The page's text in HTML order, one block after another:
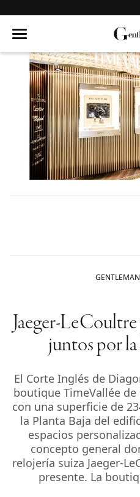
GENTLEMAN
Jaeger-
juntos por
El Corte Inglés de
boutique TimeVallée
con una superficie de
la Planta Baja del
espacios
concepto general
relojería suiza Jaeger-
presente. La